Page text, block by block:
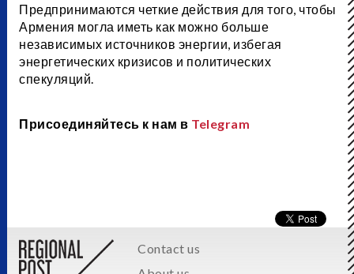
Предпринимаются четкие действия для того, чтобы
Армения могла иметь как можно больше
независимых источников энергии, избегая
энергетических кризисов и политических
спекуляций.
Присоединяйтесь к нам в Telegram
Contact us